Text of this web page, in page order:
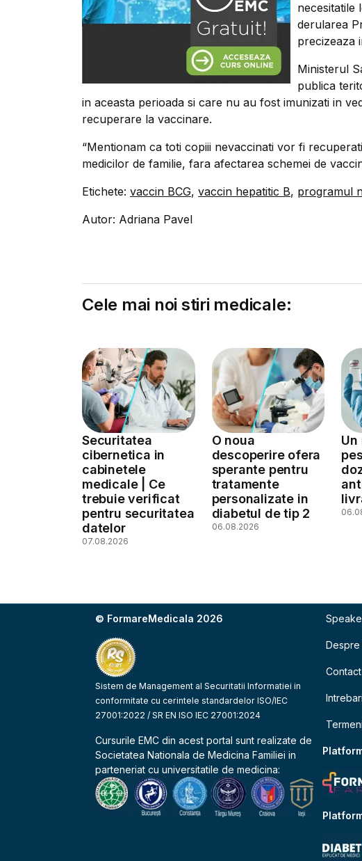
necesitatile
derularea
precizeaza
Ministerul
publica
in aceasta perioada si care nu au fost imunizati in
recuperare la vaccinare.
“Mentionam ca toti copiii nevaccinati vor fi
medicilor de familie, fara afectarea schemei de
Etichete: vaccin BCG, vaccin hepatitic B, programul
Autor: Adriana Pavel
Cele mai noi stiri medicale:
Securitatea
cibernetica in
cabinetele
medicale | Ce
trebuie verificat
pentru securitatea
datelor
07.08.2026
O noua
descoperire ofera
sperante pentru
tratamente
personalizate in
diabetul de tip 2
06.08.2026
Un
© FormareMedicala 2026
Sistem de Management al Securitatii Informatiei in
conformitate cu cerintele standardelor ISO/IEC
27001:2022 / SR EN ISO IEC 27001:2024
Cursurile EMC din acest portal sunt realizate de
Societatea Nationala de Medicina Familiei in
parteneriat cu universitatile de medicina:
Despre
Contact